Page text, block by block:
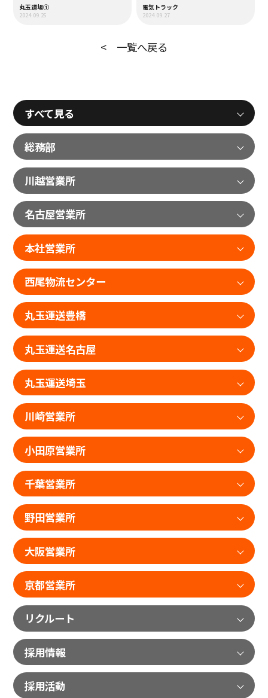
丸玉道場①
2024.09.25
電気トラック
2024.09.27
< 一覧へ戻る
すべて見る
総務部
川越営業所
名古屋営業所
本社営業所
西尾物流センター
丸玉運送豊橋
丸玉運送名古屋
丸玉運送埼玉
川崎営業所
小田原営業所
千葉営業所
野田営業所
大阪営業所
京都営業所
リクルート
採用情報
採用活動